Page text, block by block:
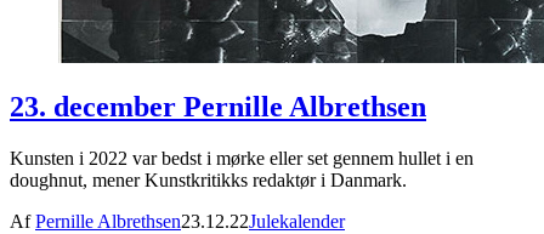
23. december Pernille Albrethsen
Kunsten i 2022 var bedst i mørke eller set gennem hullet i en
doughnut, mener Kunstkritikks redaktør i Danmark.
AfPernille Albrethsen23.12.22Julekalender